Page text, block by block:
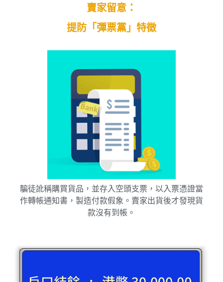
賣家留意：
提防「彈票黨」特徵
騙徒訛稱購買貨品，並存入空頭支票，以入票憑證當
作轉帳通知書，製造付款假象。賣家出貨後才發現貨
款沒有到帳。